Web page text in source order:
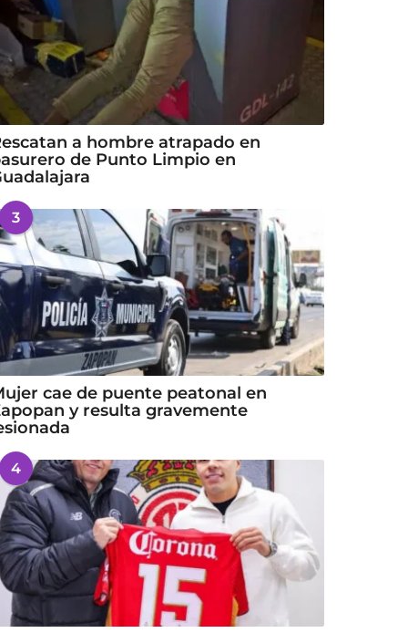
a hombre atrapado en
de Punto Limpio en
3
cae de puente peatonal en
y resulta gravemente
4